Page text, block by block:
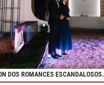
DOS ROMANCES ESCANDALOSOS.